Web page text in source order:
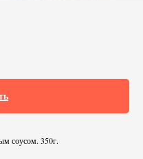
соусом. 350г.